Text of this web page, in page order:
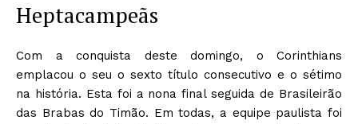
Heptacampeãs
Com a conquista deste domingo, o Corinthians
emplacou o seu o sexto título consecutivo e o sétimo
na história. Esta foi a nona final seguida de Brasileirão
das Brabas do Timão. Em todas, a equipe paulista foi